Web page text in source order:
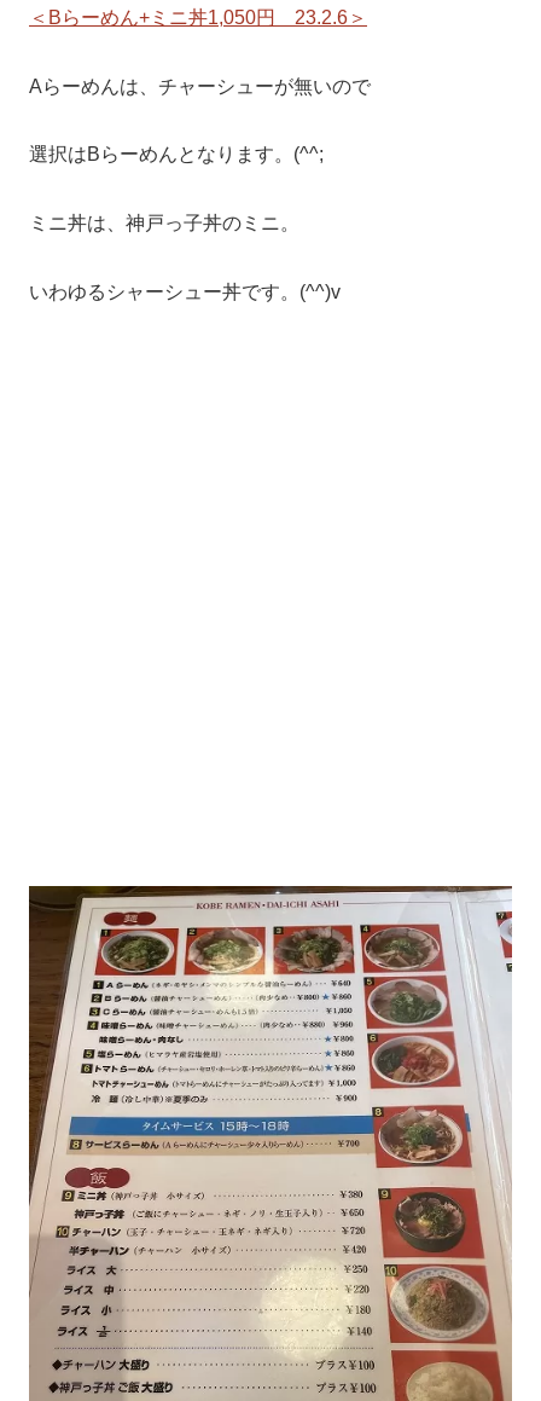
＜Bらーめん+ミニ丼1,050円 23.2.6＞
Aらーめんは、チャーシューが無いので
選択はBらーめんとなります。(^^;
ミニ丼は、神戸っ子丼のミニ。
いわゆるシャーシュー丼です。(^^)v